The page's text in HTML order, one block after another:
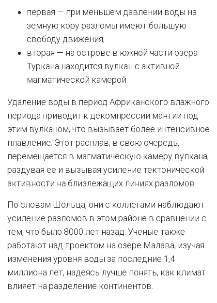
первая — при меньшем давлении воды на
земную кору разломы имеют большую
свободу движения;
вторая — на острове в южной части озера
Туркана находится вулкан с активной
магматической камерой.
Удаление воды в период Африканского влажного
периода приводит к декомпрессии мантии под
этим вулканом, что вызывает более интенсивное
плавление. Этот расплав, в свою очередь,
перемещается в магматическую камеру вулкана,
раздувая ее и вызывая усиление тектонической
активности на близлежащих линиях разломов.
По словам Шольца, они с коллегами наблюдают
усиление разломов в этом районе в сравнении с
тем, что было 8000 лет назад. Ученые также
работают над проектом на озере Малава, изучая
изменения уровня воды за последние 1,4
миллиона лет, надеясь лучше понять, как климат
влияет на разделение континентов.